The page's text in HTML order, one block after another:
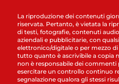
La riproduzione dei contenuti
riservata. Pertanto, è vietata la
di testi, fotografie, contenuti
aziendali e pubblicitarie, con
elettronico/digitale o per mezzo
tutto quanto è ascrivibile a copia
non è responsabile dei
esercitare un controllo continuo
segnalazione qualora gli stessi